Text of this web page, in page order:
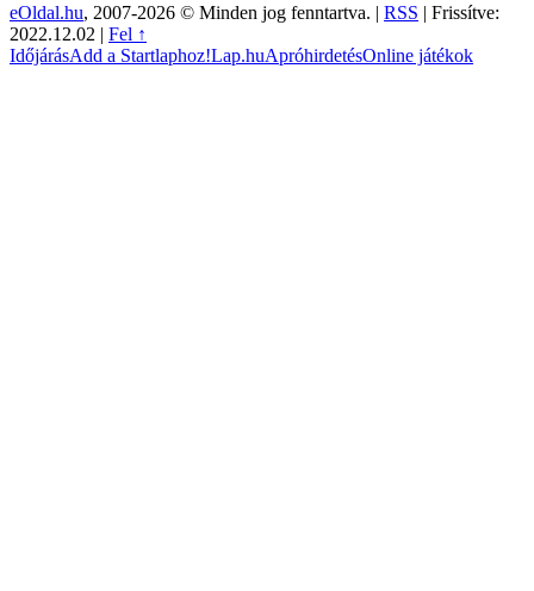
eOldal.hu, 2007-2026 © Minden jog fenntartva. | RSS | Frissítve:
2022.12.02 | Fel ↑
IdőjárásAdd a Startlaphoz!Lap.huApróhirdetésOnline játékok